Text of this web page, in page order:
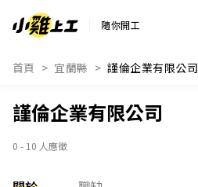
隨你開工
首頁 宜蘭縣 謹倫企業有限公司
謹倫企業有限公司
0 - 10 人應徵